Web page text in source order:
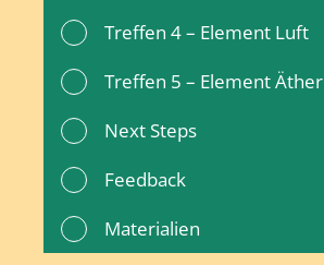
Treffen 4 – Element Luft
Treffen 5 – Element Äther
Next Steps
Feedback
Materialien